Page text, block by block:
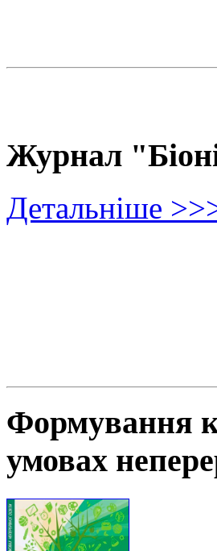
Журнал
Детальніше
Формування
умовах